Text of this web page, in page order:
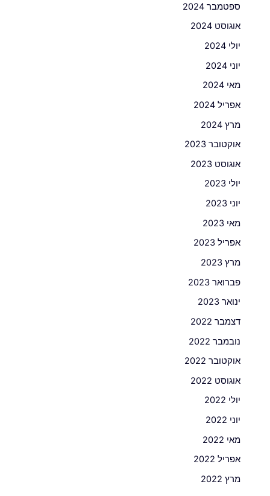
ספטמבר 2024
אוגוסט 2024
יולי 2024
יוני 2024
מאי 2024
אפריל 2024
מרץ 2024
אוקטובר 2023
אוגוסט 2023
יולי 2023
יוני 2023
מאי 2023
אפריל 2023
מרץ 2023
פברואר 2023
ינואר 2023
דצמבר 2022
נובמבר 2022
אוקטובר 2022
אוגוסט 2022
יולי 2022
יוני 2022
מאי 2022
אפריל 2022
מרץ 2022